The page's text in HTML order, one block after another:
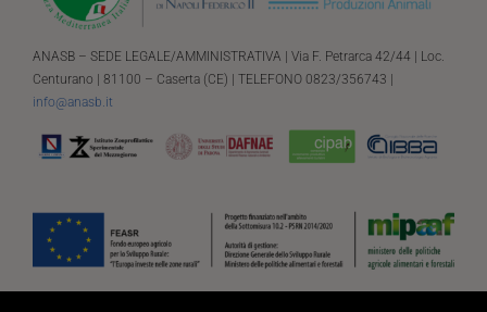
ANASB – SEDE LEGALE/AMMINISTRATIVA | Via F. Petrarca 42/44 | Loc.
Centurano | 81100 – Caserta (CE) | TELEFONO 0823/356743 |
info@anasb.it